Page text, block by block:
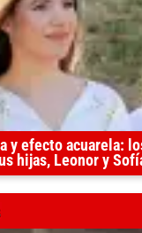
y efecto acuarela:
hijas, Leonor y